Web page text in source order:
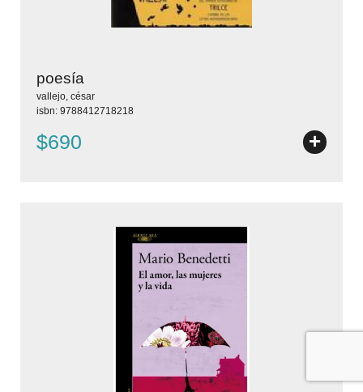
poesía
vallejo, césar
isbn: 9788412718218
$690 +